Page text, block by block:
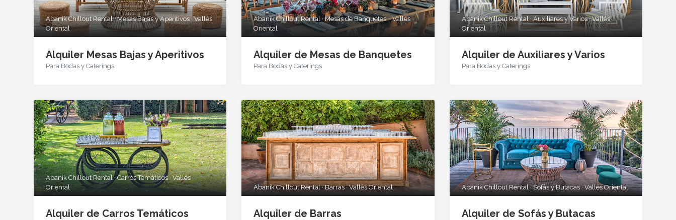
Abanik Chillout Rental · Mesas Bajas y Aperitivos · Vallés
Oriental
Alquiler Mesas Bajas y Aperitivos
Para Bodas y Caterings
Abanik Chillout Rental · Mesas de Banquetes · Vallés
Oriental
Alquiler de Mesas de Banquetes
Para Bodas y Caterings
Abanik Chillout Rental · Auxiliares y Varios · Vallés
Oriental
Alquiler de Auxiliares y Varios
Para Bodas y Caterings
Abanik Chillout Rental · Carros Temáticos · Vallés
Oriental
Alquiler de Carros Temáticos
Abanik Chillout Rental · Barras · Vallés Oriental
Alquiler de Barras
Abanik Chillout Rental · Sofás y Butacas · Vallés Oriental
Alquiler de Sofás y Butacas